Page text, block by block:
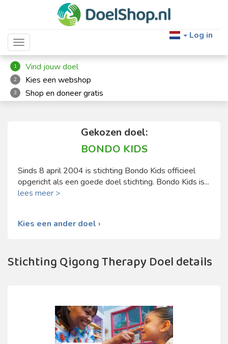
Toggle navigation
Log in
1 Vind jouw doel
2 Kies een webshop
3 Shop en doneer gratis
Gekozen doel:
BONDO KIDS
Sinds 8 april 2004 is stichting Bondo Kids officieel
opgericht als een goede doel stichting. Bondo Kids is...
lees meer >
Kies een ander doel ›
Stichting ​Qigong Therapy Doel details